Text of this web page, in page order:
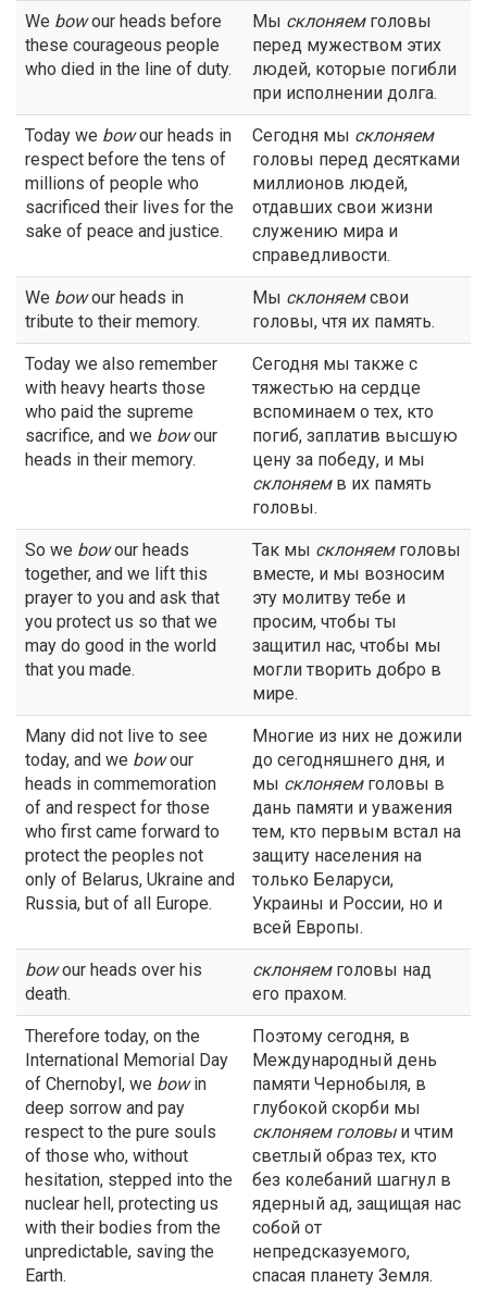
We bowour heads before
these courageous people
who died in the line of duty.
Мы склоняемголовы
перед мужеством этих
людей, которые погибли
при исполнении долга.
Today we bowour heads in
respect before the tens of
millions of people who
sacrificed their lives for the
sake of peace and justice.
Сегодня мы склоняем
головы перед десятками
миллионов людей,
отдавших свои жизни
служению мира и
справедливости.
We bowour heads in
tribute to their memory.
Мы склоняемсвои
головы, чтя их память.
Today we also remember
with heavy hearts those
who paid the supreme
sacrifice, and we bowour
heads in their memory.
Сегодня мы также с
тяжестью на сердце
вспоминаем о тех, кто
погиб, заплатив высшую
цену за победу, и мы
склоняемв их память
головы.
So we bowour heads
together, and we lift this
prayer to you and ask that
you protect us so that we
may do good in the world
that you made.
Так мы склоняемголовы
вместе, и мы возносим
эту молитву тебе и
просим, чтобы ты
защитил нас, чтобы мы
могли творить добро в
мире.
Many did not live to see
today, and we bowour
heads in commemoration
of and respect for those
who first came forward to
protect the peoples not
only of Belarus, Ukraine and
Russia, but of all Europe.
Многие из них не дожили
до сегодняшнего дня, и
мы склоняемголовы в
дань памяти и уважения
тем, кто первым встал на
защиту населения на
только Беларуси,
Украины и России, но и
всей Европы.
bowour heads over his
death.
склоняемголовы над
его прахом.
Therefore today, on the
International Memorial Day
of Chernobyl, we bowin
deep sorrow and pay
respect to the pure souls
of those who, without
hesitation, stepped into the
nuclear hell, protecting us
with their bodies from the
unpredictable, saving the
Earth.
Поэтому сегодня, в
Международный день
памяти Чернобыля, в
глубокой скорби мы
склоняемголовыи чтим
светлый образ тех, кто
без колебаний шагнул в
ядерный ад, защищая нас
собой от
непредсказуемого,
спасая планету Земля.